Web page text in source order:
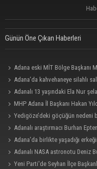
Günün Öne Çıkan Haberleri
Adana eski MİT Bölge Başkanı
Adana’da kahvehaneye silahlı
Adanalı 13 yaşındaki Ela Nur
MHP Adana İl Başkanı Hakan
değildir”
Yedigöze’deki göçüğün nedeni
Adanalı araştırmacı Burhan
Adana’da birlikte yaşadığı
Adanalı NASA astronotu Deniz
Yeni Parti'de Seyhan İlçe